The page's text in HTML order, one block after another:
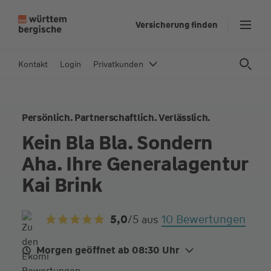
In
Versicherung finden
Kontakt Login Privatkunden
Persönlich. Partnerschaftlich. Verlässlich.
Kein Bla Bla. Sondern
Aha. Ihre Generalagentur
Kai Brink
5,0/5 aus10 Bewertungen
Morgen geöffnet ab 08:30 Uhr